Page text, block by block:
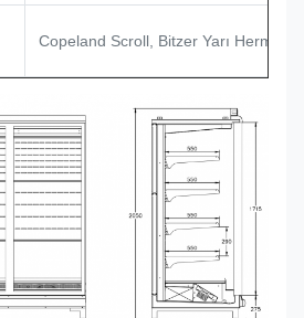
Copeland Scroll, Bitzer Yarı Hermetik